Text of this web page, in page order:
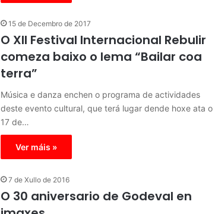
15 de Decembro de 2017
O XII Festival Internacional Rebulir
comeza baixo o lema “Bailar coa
terra”
Música e danza enchen o programa de actividades
deste evento cultural, que terá lugar dende hoxe ata o
17 de…
Ver máis »
7 de Xullo de 2016
O 30 aniversario de Godeval en